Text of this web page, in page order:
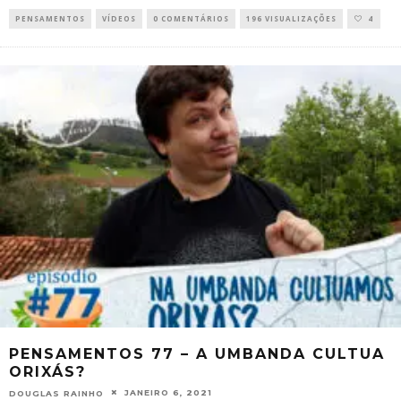
PENSAMENTOS VÍDEOS 0 COMENTÁRIOS 196 VISUALIZAÇÕES 4
PENSAMENTOS 77 – A UMBANDA CULTUA
ORIXÁS?
DOUGLAS RAINHO JANEIRO 6, 2021